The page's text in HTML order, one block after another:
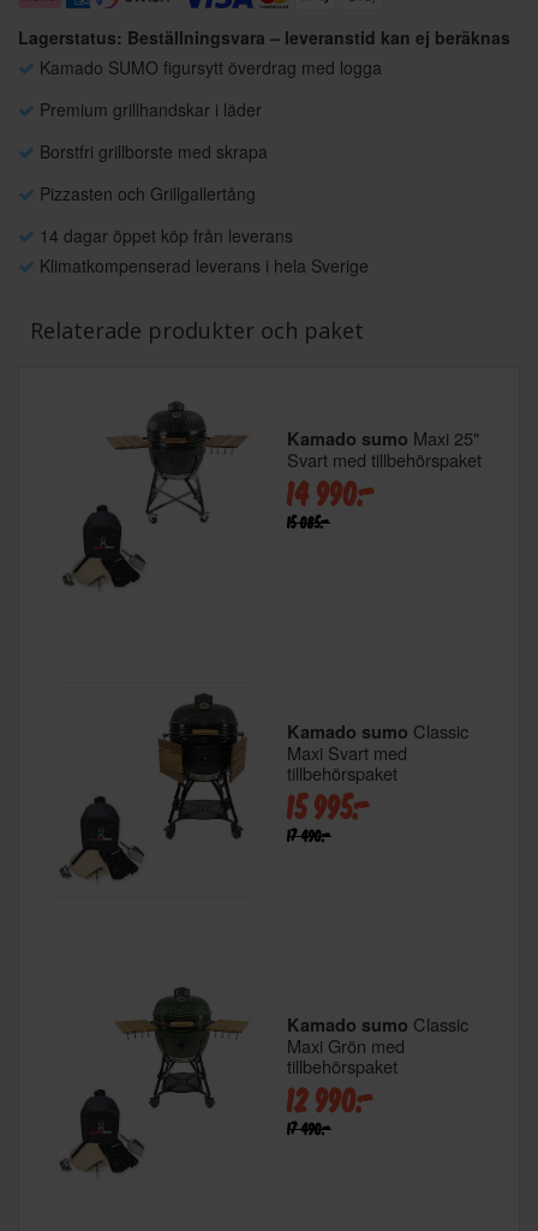
Lagerstatus: Beställningsvara – leveranstid kan ej beräknas
Kamado SUMO figursytt överdrag med logga
Premium grillhandskar i läder
Borstfri grillborste med skrapa
Pizzasten och Grillgallertång
14 dagar öppet köp från leverans
Klimatkompenserad leverans i hela Sverige
Relaterade produkter och paket
Kamado sumo Maxi 25"
Svart med tillbehörspaket
14 990:-
15 085:-
Kamado sumo Classic
Maxi Svart med
tillbehörspaket
15 995:-
17 490:-
Kamado sumo Classic
Maxi Grön med
tillbehörspaket
12 990:-
17 490:-